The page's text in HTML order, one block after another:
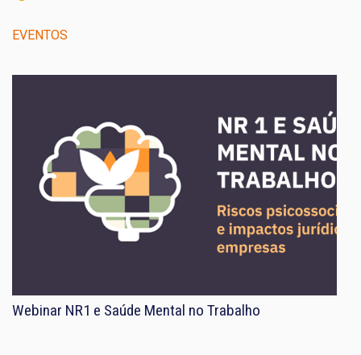
EVENTOS
Webinar NR1 e Saúde Mental no Trabalho